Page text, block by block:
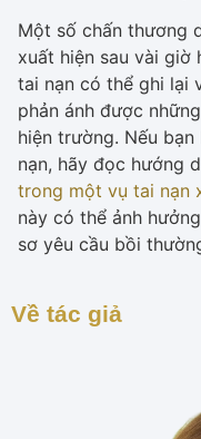
Một số chấn thương
xuất hiện sau vài giờ
tai nạn có thể ghi lại
phản ánh được
hiện trường. Nếu
nạn, hãy đọc hướng
trong một vụ tai nạn
này có thể ảnh
sơ yêu cầu bồi
Về tác giả